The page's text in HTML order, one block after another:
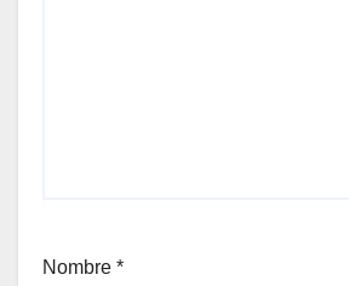
Nombre *